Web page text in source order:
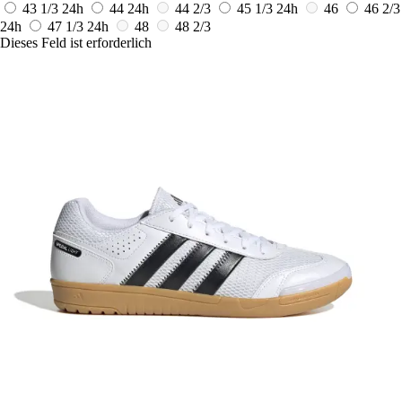
43 1/3 24h 44 24h 44 2/3 45 1/3 24h 46
46 2/3
24h
47 1/3 24h 48
48 2/3
Dieses Feld ist erforderlich